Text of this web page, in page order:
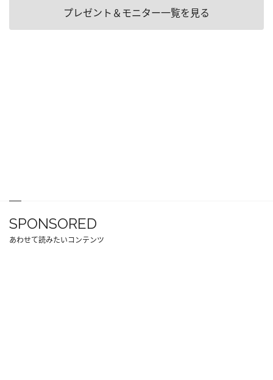
プレゼント＆モニター一覧を見る
SPONSORED
あわせて読みたいコンテンツ